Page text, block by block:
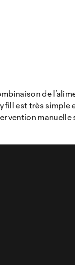
de
est très simple
manuelle